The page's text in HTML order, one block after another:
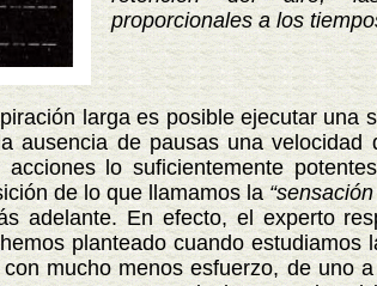
proporcionales a los
larga es posible ejecutar una
ausencia de pausas una velocidad
lo suficientemente
de lo que llamamos la
adelante. En efecto, el experto
planteado cuando estudiamos
mucho menos esfuerzo, de uno